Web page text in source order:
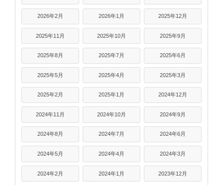
2026年2月 2026年1月 2025年12月
2025年11月 2025年10月 2025年9月
2025年8月 2025年7月 2025年6月
2025年5月 2025年4月 2025年3月
2025年2月 2025年1月 2024年12月
2024年11月 2024年10月 2024年9月
2024年8月 2024年7月 2024年6月
2024年5月 2024年4月 2024年3月
2024年2月 2024年1月 2023年12月